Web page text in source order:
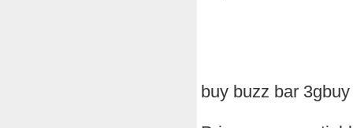
buy buzz bar